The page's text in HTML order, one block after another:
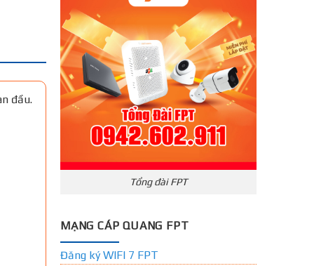
đầu.
Tổng đài FPT
MẠNG CÁP QUANG FPT
Đăng ký WIFI 7 FPT